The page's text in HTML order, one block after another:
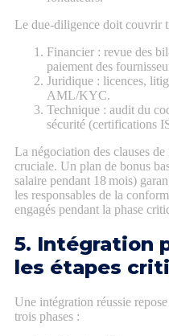
Le due‑diligence doit couvrir
Financier : revue des
paiement des
Juridique : licences,
AML/KYC.
Technique : audit du
sécurité (certifications
La négociation des clauses
cruciale. Un plan de bonus
salaire pendant 18 mois)
les responsables de la
engagés pendant la phase
5. Intégration
les étapes
Une intégration réussie
trois phases :